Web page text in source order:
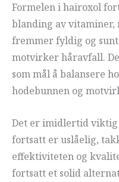
Formelen i hairoxol
blanding av vitaminer,
fremmer fyldig og
motvirker håravfall.
som mål å balansere
hodebunnen og
Det er imidlertid viktig
fortsatt er uslåelig,
effektiviteten og
fortsatt et solid